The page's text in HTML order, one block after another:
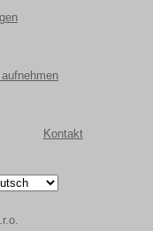
Kontakt